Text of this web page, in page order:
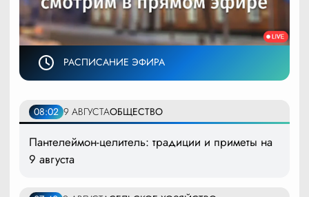
РАСПИСАНИЕ ЭФИРА
08:02 9 АВГУСТАОБЩЕСТВО
Пантелеймон-целитель: традиции и приметы на
9 августа